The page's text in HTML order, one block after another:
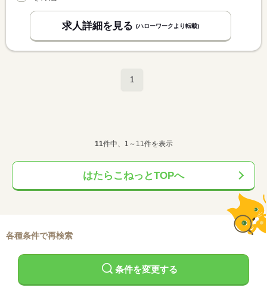
求人詳細を見る (ハローワークより転載)
1
11件中、1～11件を表示
はたらこねっとTOPへ
各種条件で再検索
条件を変更する